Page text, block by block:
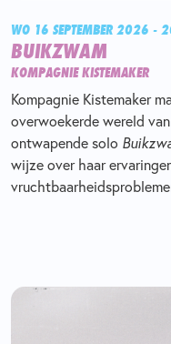
WO 16 SEPTEMBER 2026 -
BUIKZWAM
KOMPAGNIE KISTEMAKER
Kompagnie Kistemaker
overwoekerde wereld
ontwapende solo
wijze over haar